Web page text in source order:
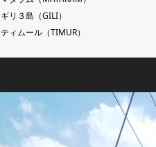
ギリ３島（GILI）
ティムール（TIMUR）